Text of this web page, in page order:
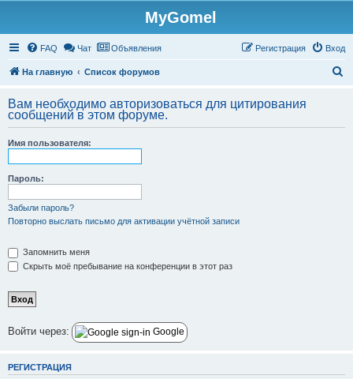
MyGomel
FAQ Чат Объявления Вход
Регистрация
На главную Список форумов
с
Вам необходимо авторизоваться для цитирования
сообщений в этом форуме.
Имя пользователя:
Пароль:
Забыли пароль?
Повторно выслать письмо для активации учётной записи
Запомнить меня
Скрыть моё пребывание на конференции в этот раз
Войти через: Google
РЕГИСТРАЦИЯ